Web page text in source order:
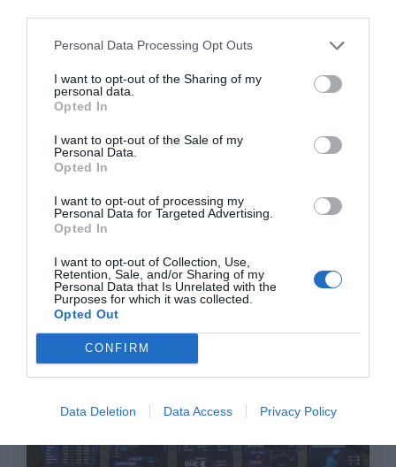
Personal Data Processing Opt Outs
I want to opt-out of the Sharing of my
personal data.
Opted In
I want to opt-out of the Sale of my
Personal Data.
Opted In
I want to opt-out of processing my
Personal Data for Targeted Advertising.
Opted In
I want to opt-out of Collection, Use,
Retention, Sale, and/or Sharing of my
Personal Data that Is Unrelated with the
Purposes for which it was collected.
Opted Out
CONFIRM
Data Deletion Data Access Privacy Policy
DIARIO DE LA CORRUPCIÓN SANCHISTA
Diario de la corrupción sanchista. La
Audiencia Nacional prorroga seis meses la
investigación del caso Koldo, ante el
por Redacción
Artículos anteriores
Opinión
Enormes minucias
por Eulogio López